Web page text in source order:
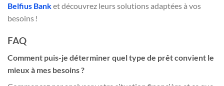
Belfius Banket découvrez leurs solutions adaptées à vos
besoins !
FAQ
Comment puis-je déterminer quel type de prêt convient le
mieux à mes besoins ?